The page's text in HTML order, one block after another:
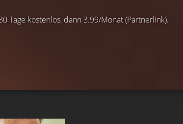
Tage kostenlos, dann 3.99/Monat (Partnerlink).